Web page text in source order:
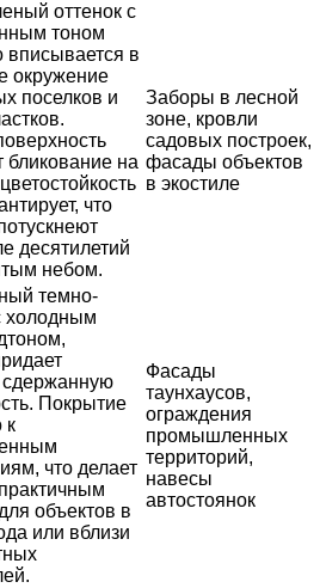
оттенок с
тоном
вписывается в
окружение
поселков и
бликование на
что
десятилетий
небом.
Заборы в лесной
зоне, кровли
садовых построек,
фасады объектов
в экостиле
темно-
холодным
Покрытие
к
что делает
объектов в
или вблизи
Фасады
таунхаусов,
ограждения
промышленных
территорий,
навесы
автостоянок